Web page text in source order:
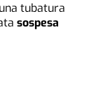
tubatura
sospesa